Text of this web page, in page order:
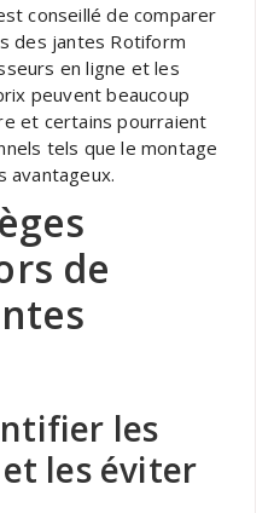
conseillé de comparer
des jantes Rotiform
en ligne et les
peuvent beaucoup
et certains pourraient
tels que le montage
avantageux.
de
les
les éviter